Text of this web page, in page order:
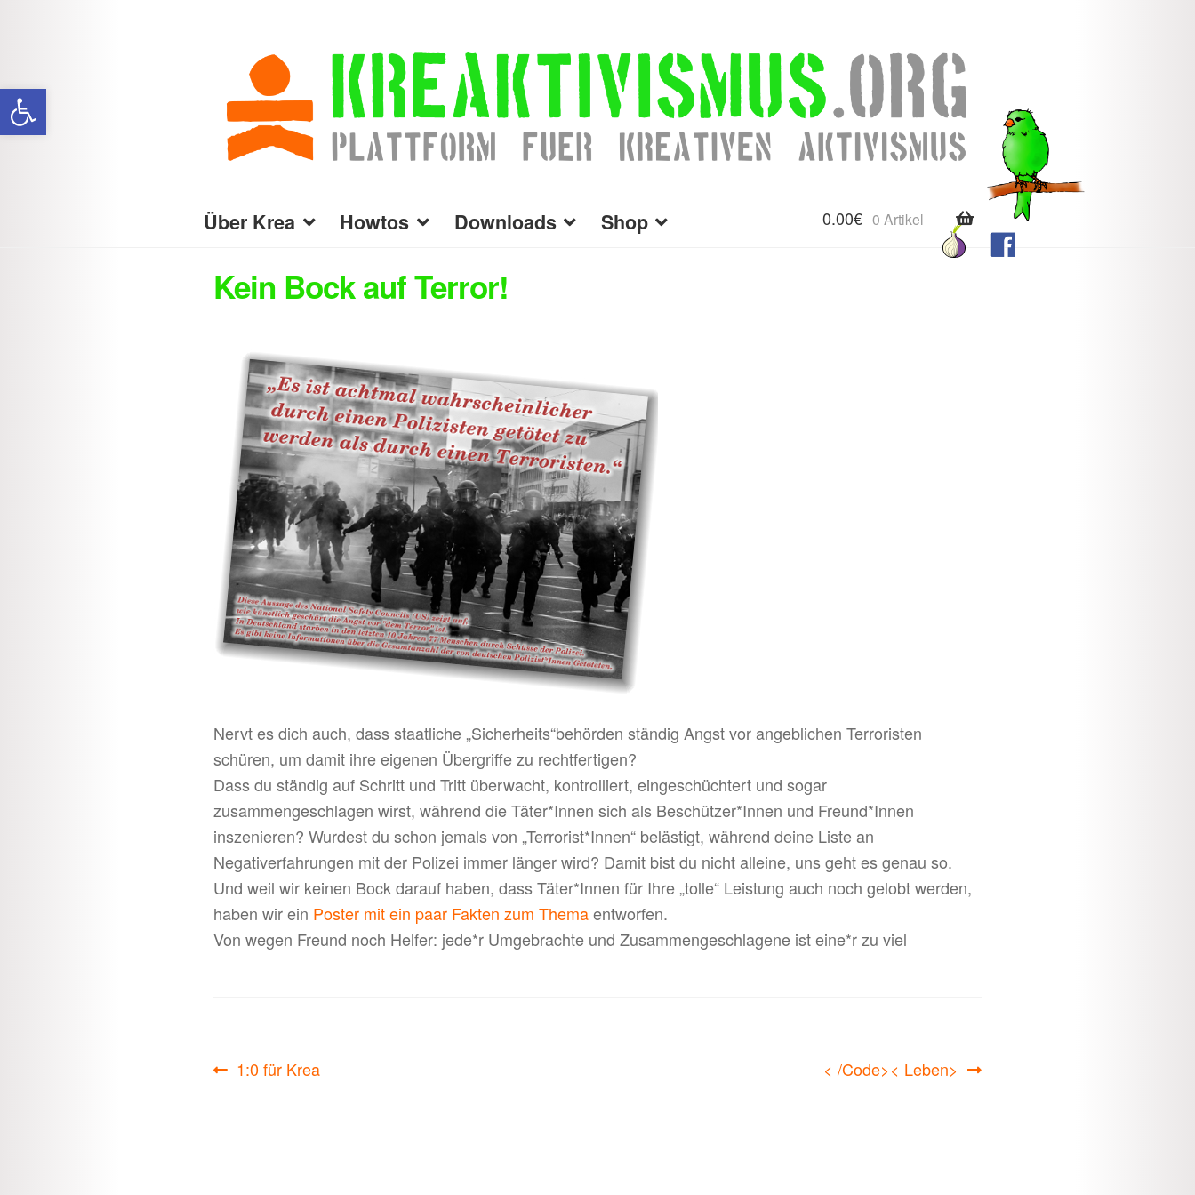
Werkzeugleiste öffnen
Navigation
springen
Inhalt
springen
Über Krea Howtos Downloads Shop 0.00€ 0 Artikel
Kein Bock auf Terror!
Nervt es dich auch, dass staatliche „Sicherheits“behörden ständig Angst vor angeblichen Terroristen
schüren, um damit ihre eigenen Übergriffe zu rechtfertigen?
Dass du ständig auf Schritt und Tritt überwacht, kontrolliert, eingeschüchtert und sogar
zusammengeschlagen wirst, während die Täter*Innen sich als Beschützer*Innen und Freund*Innen
inszenieren? Wurdest du schon jemals von „Terrorist*Innen“ belästigt, während deine Liste an
Negativerfahrungen mit der Polizei immer länger wird? Damit bist du nicht alleine, uns geht es genau so.
Und weil wir keinen Bock darauf haben, dass Täter*Innen für Ihre „tolle“ Leistung auch noch gelobt werden,
haben wir ein Poster mit ein paar Fakten zum Themaentworfen.
Von wegen Freund noch Helfer: jede*r Umgebrachte und Zusammengeschlagene ist eine*r zu viel
Beitragsnavigation
Vorheriger
1:0 für Krea
Nächster
< /Code>< Leben>